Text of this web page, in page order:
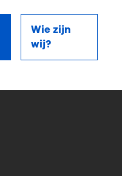
Wie zijn
wij?